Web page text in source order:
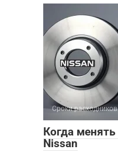
Сроки расходников
Когда
Nissan